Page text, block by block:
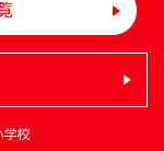
学校